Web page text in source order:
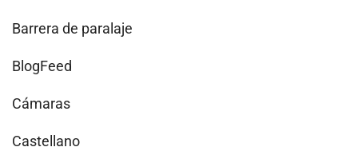
Barrera de paralaje
BlogFeed
Cámaras
Castellano